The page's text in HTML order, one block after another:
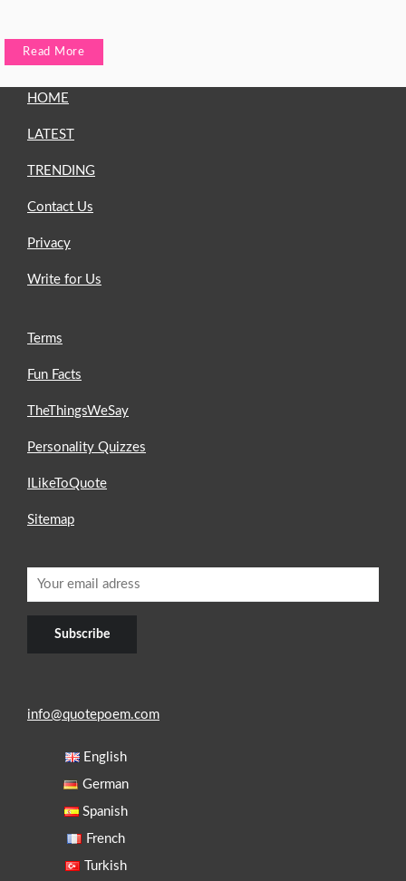
Read More
HOME
LATEST
TRENDING
Contact Us
Privacy
Write for Us
Terms
Fun Facts
TheThingsWeSay
Personality Quizzes
ILikeToQuote
Sitemap
info@quotepoem.com
English
German
Spanish
French
Turkish